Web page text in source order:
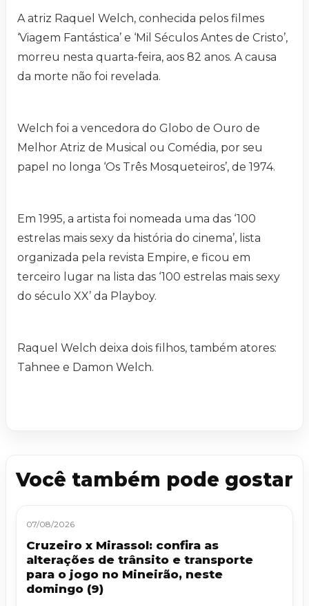
A atriz Raquel Welch, conhecida pelos filmes
‘Viagem Fantástica’ e ‘Mil Séculos Antes de Cristo’,
morreu nesta quarta-feira, aos 82 anos. A causa
da morte não foi revelada.
Welch foi a vencedora do Globo de Ouro de
Melhor Atriz de Musical ou Comédia, por seu
papel no longa ‘Os Três Mosqueteiros’, de 1974.
Em 1995, a artista foi nomeada uma das ‘100
estrelas mais sexy da história do cinema’, lista
organizada pela revista Empire, e ficou em
terceiro lugar na lista das ‘100 estrelas mais sexy
do século XX’ da Playboy.
Raquel Welch deixa dois filhos, também atores:
Tahnee e Damon Welch.
Você também pode gostar
07/08/2026
Cruzeiro x Mirassol: confira as
alterações de trânsito e transporte
para o jogo no Mineirão, neste
domingo (9)